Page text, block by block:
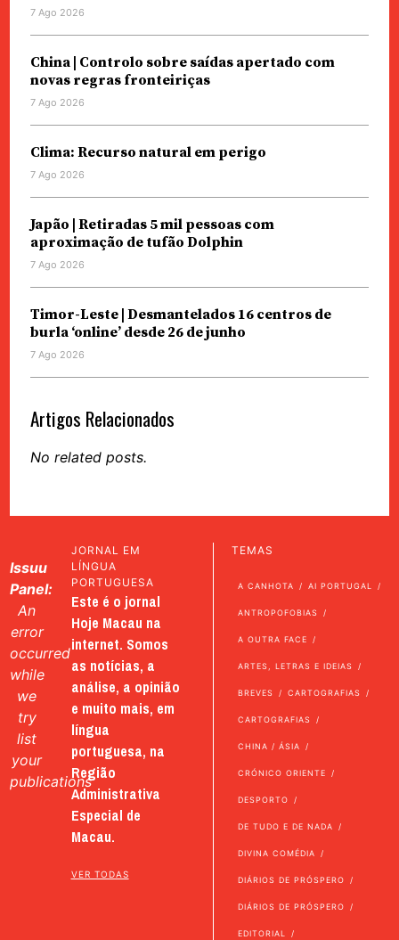
7 Ago 2026
China | Controlo sobre saídas apertado com
novas regras fronteiriças
7 Ago 2026
Clima: Recurso natural em perigo
7 Ago 2026
Japão | Retiradas 5 mil pessoas com
aproximação de tufão Dolphin
7 Ago 2026
Timor-Leste | Desmantelados 16 centros de
burla ‘online’ desde 26 de junho
7 Ago 2026
Artigos Relacionados
No related posts.
Issuu
Panel:
An
error
occurred
while
we
try
list
your
publications
JORNAL EM
LÍNGUA
PORTUGUESA
Este é o jornal
Hoje Macau na
internet. Somos
as notícias, a
análise, a opinião
e muito mais, em
língua
portuguesa, na
Região
Administrativa
Especial de
Macau.
VER TODAS
TEMAS
A CANHOTA AI PORTUGAL
ANTROPOFOBIAS
A OUTRA FACE
ARTES, LETRAS E IDEIAS
BREVES CARTOGRAFIAS
CARTOGRAFIAS
CHINA / ÁSIA
CRÓNICO ORIENTE
DESPORTO
DE TUDO E DE NADA
DIVINA COMÉDIA
DIÁRIOS DE PRÓSPERO
DIÁRIOS DE PRÓSPERO
EDITORIAL